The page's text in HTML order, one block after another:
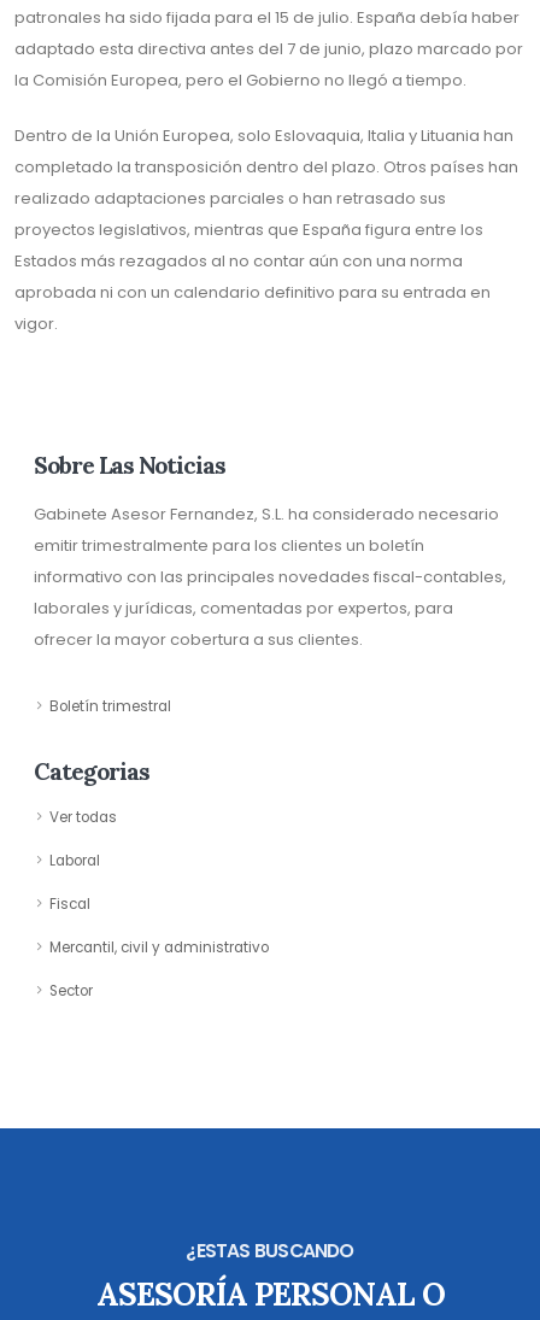
patronales ha sido fijada para el 15 de julio. España debía haber
adaptado esta directiva antes del 7 de junio, plazo marcado por
la Comisión Europea, pero el Gobierno no llegó a tiempo.
Dentro de la Unión Europea, solo Eslovaquia, Italia y Lituania han
completado la transposición dentro del plazo. Otros países han
realizado adaptaciones parciales o han retrasado sus
proyectos legislativos, mientras que España figura entre los
Estados más rezagados al no contar aún con una norma
aprobada ni con un calendario definitivo para su entrada en
vigor.
Sobre Las Noticias
Gabinete Asesor Fernandez, S.L. ha considerado necesario
emitir trimestralmente para los clientes un boletín
informativo con las principales novedades fiscal-contables,
laborales y jurídicas, comentadas por expertos, para
ofrecer la mayor cobertura a sus clientes.
Boletín trimestral
Categorias
Ver todas
Laboral
Fiscal
Mercantil, civil y administrativo
Sector
¿ESTAS BUSCANDO
ASESORÍA PERSONAL O